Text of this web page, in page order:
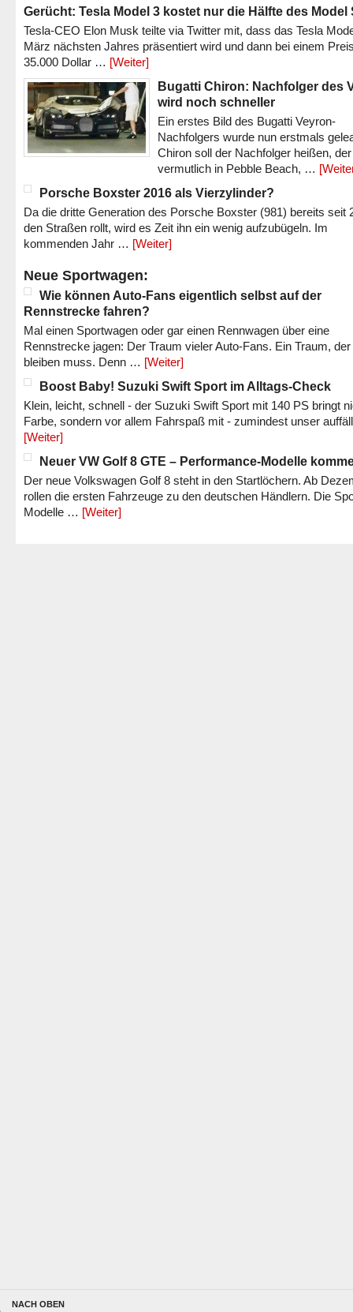
Gerücht: Tesla Model 3 kostet nur die Hälfte des Model
Tesla-CEO Elon Musk teilte via Twitter mit, dass das Tesla
März nächsten Jahres präsentiert wird und dann bei einem
35.000 Dollar … [Weiter]
Bugatti Chiron: Nachfolger des
wird noch schneller
Ein erstes Bild des Bugatti Veyron-
Nachfolgers wurde nun erstmals
Chiron soll der Nachfolger heißen, der
vermutlich in Pebble Beach, …
Porsche Boxster 2016 als Vierzylinder?
Da die dritte Generation des Porsche Boxster (981) bereits seit
den Straßen rollt, wird es Zeit ihn ein wenig aufzubügeln. Im
kommenden Jahr … [Weiter]
Neue Sportwagen:
Wie können Auto-Fans eigentlich selbst auf der
Rennstrecke fahren?
Mal einen Sportwagen oder gar einen Rennwagen über eine
Rennstrecke jagen: Der Traum vieler Auto-Fans. Ein Traum,
bleiben muss. Denn … [Weiter]
Boost Baby! Suzuki Swift Sport im Alltags-Check
Klein, leicht, schnell - der Suzuki Swift Sport mit 140 PS bringt
Farbe, sondern vor allem Fahrspaß mit - zumindest unser
[Weiter]
Neuer VW Golf 8 GTE – Performance-Modelle
Der neue Volkswagen Golf 8 steht in den Startlöchern. Ab
rollen die ersten Fahrzeuge zu den deutschen Händlern. Die
Modelle … [Weiter]
NACH OBEN